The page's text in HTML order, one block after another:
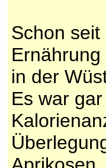
Schon
in der
Es war